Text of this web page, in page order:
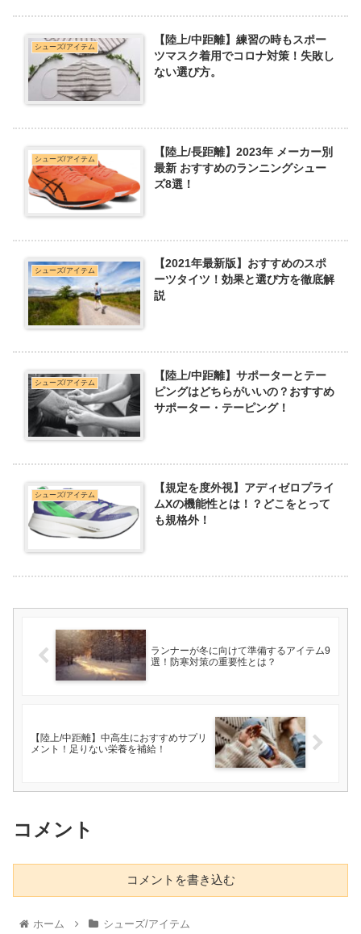
シューズ/アイテム
【陸上/中距離】練習の時もスポー
ツマスク着用でコロナ対策！失敗し
ない選び方。
シューズ/アイテム
【陸上/長距離】2023年 メーカー別
最新 おすすめのランニングシュー
ズ8選！
シューズ/アイテム
【2021年最新版】おすすめのスポ
ーツタイツ！効果と選び方を徹底解
説
シューズ/アイテム
【陸上/中距離】サポーターとテー
ピングはどちらがいいの？おすすめ
サポーター・テーピング！
シューズ/アイテム
【規定を度外視】アディゼロプライ
ムXの機能性とは！？どこをとって
も規格外！
ランナーが冬に向けて準備するアイテム9
選！防寒対策の重要性とは？
【陸上/中距離】中高生におすすめサプリ
メント！足りない栄養を補給！
コメント
コメントを書き込む
ホーム シューズ/アイテム